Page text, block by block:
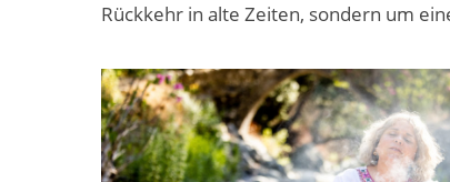
Rückkehr in alte Zeiten, sondern um